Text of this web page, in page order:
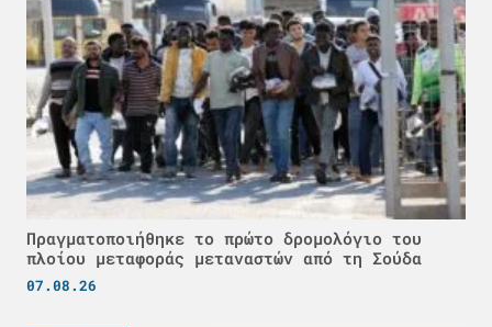
Πραγματοποιήθηκε το πρώτο δρομολόγιο του
πλοίου μεταφοράς μεταναστών από τη Σούδα
07.08.26